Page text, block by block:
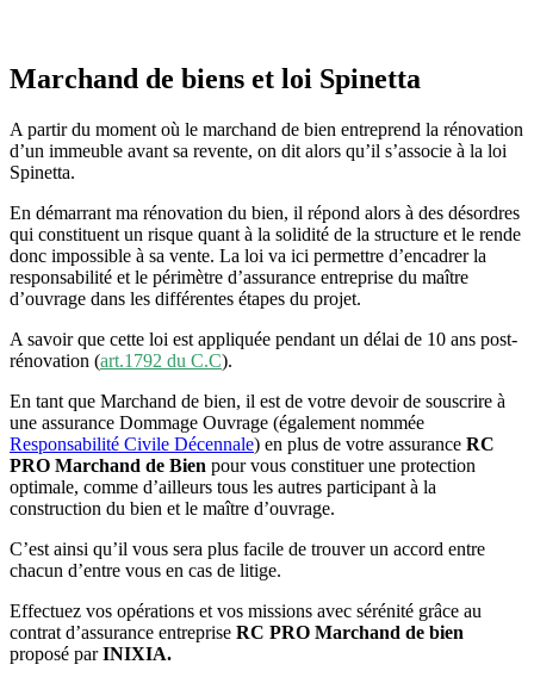
Marchand de biens et loi Spinetta
A partir du moment où le marchand de bien entreprend la rénovation
d’un immeuble avant sa revente, on dit alors qu’il s’associe à la loi
Spinetta.
En démarrant ma rénovation du bien, il répond alors à des désordres
qui constituent un risque quant à la solidité de la structure et le rende
donc impossible à sa vente. La loi va ici permettre d’encadrer la
responsabilité et le périmètre d’assurance entreprise du maître
d’ouvrage dans les différentes étapes du projet.
A savoir que cette loi est appliquée pendant un délai de 10 ans post-
rénovation (art.1792 du C.C).
En tant que Marchand de bien, il est de votre devoir de souscrire à
une assurance Dommage Ouvrage (également nommée
Responsabilité Civile Décennale) en plus de votre assurance RC
PRO Marchand de Bien pour vous constituer une protection
optimale, comme d’ailleurs tous les autres participant à la
construction du bien et le maître d’ouvrage.
C’est ainsi qu’il vous sera plus facile de trouver un accord entre
chacun d’entre vous en cas de litige.
Effectuez vos opérations et vos missions avec sérénité grâce au
contrat d’assurance entreprise RC PRO Marchand de bien
proposé parINIXIA.